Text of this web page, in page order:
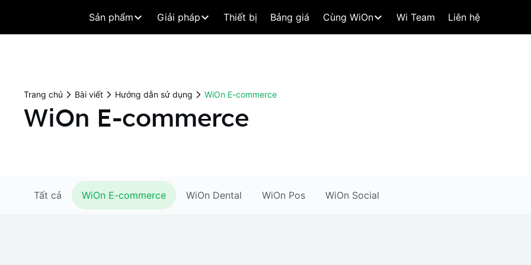
Sản phẩm Giải pháp Thiết bị Bảng giá Cùng WiOn Wi Team Liên hệ
Trang chủ Bài viết Hướng dẫn sử dụng WiOn E-commerce
WiOn E-commerce
Tất cả WiOn E-commerce WiOn Dental WiOn Pos WiOn Social